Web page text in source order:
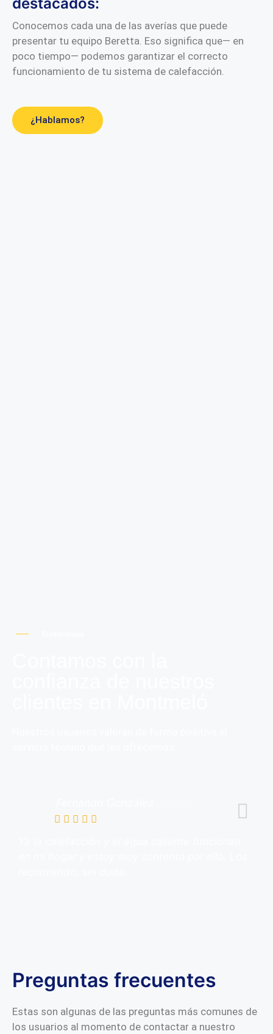
Conocemos cada una de las averías que puede
presentar tu equipo Beretta. Eso significa que— en
poco tiempo— podemos garantizar el correcto
funcionamiento de tu sistema de calefacción.
¿Hablamos?
Preguntas frecuentes
Estas son algunas de las preguntas más comunes de
los usuarios al momento de contactar a nuestro